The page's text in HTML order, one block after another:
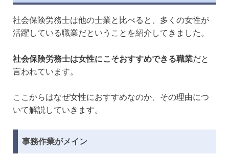
社会保険労務士は他の士業と比べると、多くの女性が
活躍している職業だということを紹介してきました。
社会保険労務士は女性にこそおすすめできる職業だと
言われています。
ここからはなぜ女性におすすめなのか、その理由につ
いて解説していきます。
事務作業がメイン